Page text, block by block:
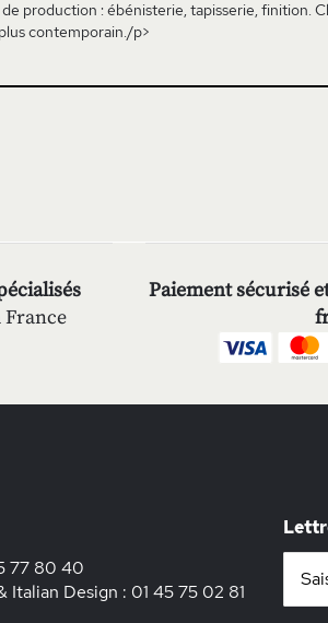
production : ébénisterie, tapisserie, finition.
contemporain./p>
France
Paiement sécurisé
77 80 40
Italian Design : 01 45 75 02 81
notre